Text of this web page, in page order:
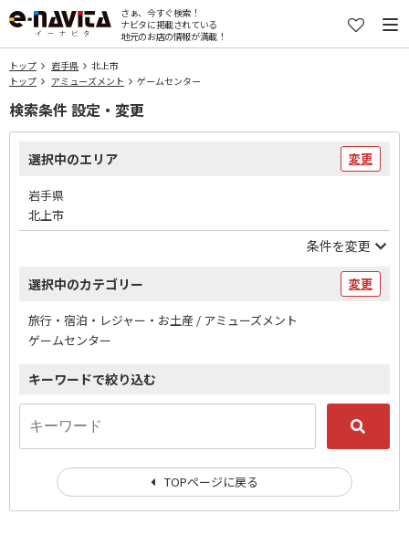
さぁ、今すぐ検索！
ナビタに掲載されている
地元のお店の情報が満載！
トップ 岩手県
北上市
トップ
アミューズメント ゲームセンター
検索条件 設定・変更
選択中のエリア 変更
岩手県
北上市
条件を変更
選択中のカテゴリー 変更
旅行・宿泊・レジャー・お土産 / アミューズメント
ゲームセンター
キーワードで絞り込む
TOPページに戻る